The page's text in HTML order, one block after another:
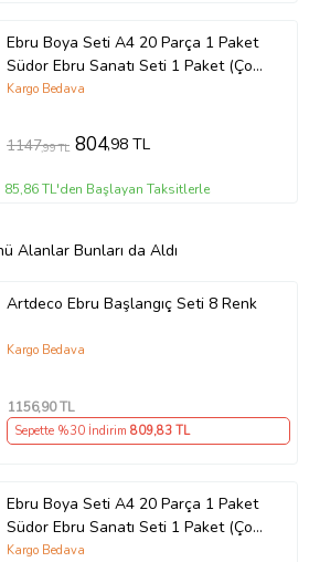
Ebru Boya Seti A4 20 Parça 1 Paket
Südor Ebru Sanatı Seti 1 Paket (Çok
Renkli)
Kargo Bedava
1147,99 TL 804,98 TL
85,86 TL'den Başlayan Taksitlerle
Alanlar Bunları da Aldı
Artdeco Ebru Başlangıç Seti 8 Renk
Kargo Bedava
1156,90 TL
Sepette %30 İndirim 809,83 TL
Ebru Boya Seti A4 20 Parça 1 Paket
Südor Ebru Sanatı Seti 1 Paket (Çok
Renkli)
Kargo Bedava